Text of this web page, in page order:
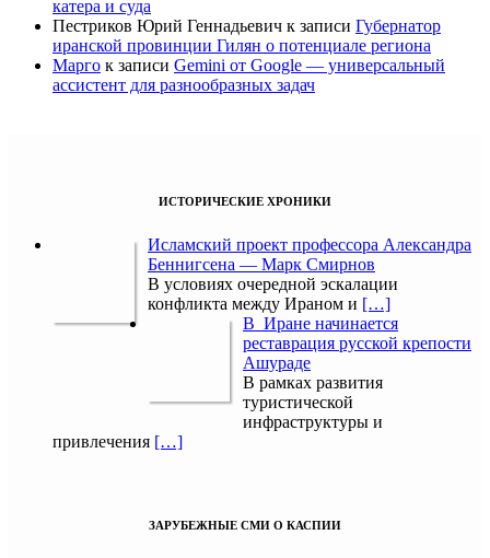
катера и суда
Пестриков Юрий Геннадьевич к записи Губернатор
иранской провинции Гилян о потенциале региона
Марго к записи Gemini от Google — универсальный
ассистент для разнообразных задач
ИСТОРИЧЕСКИЕ ХРОНИКИ
Исламский проект профессора Александра
Беннигсена — Марк Смирнов
В условиях очередной эскалации
конфликта между Ираном и […]
В Иране начинается
реставрация русской крепости
Ашураде
В рамках развития
туристической
инфраструктуры и
привлечения […]
ЗАРУБЕЖНЫЕ СМИ О КАСПИИ